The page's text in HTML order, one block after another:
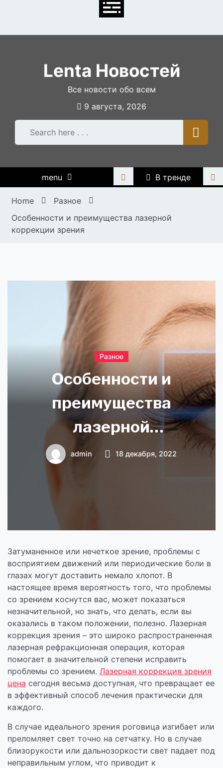
Lenta Новостей
Все новости обо всем
9 августа, 2026
menu В тренде
Home
Разное
Особенности и преимущества лазерной
коррекции зрения
Разное
Особенности и
преимущества
лазерной
коррекции зрения
admin 18 декабря, 2022
Затуманенное или нечеткое зрение, проблемы с
восприятием движений или периодические боли в
глазах могут доставить немало хлопот. В
настоящее время вероятность того, что проблемы
со зрением коснутся вас, может показаться
незначительной, но знать, что делать, если вы
оказались в таком положении, полезно. Лазерная
коррекция зрения – это широко распространенная
лазерная рефракционная операция, которая
помогает в значительной степени исправить
проблемы со зрением. Лазерная коррекция зрения
цена сегодня весьма доступная, что превращает ее
в эффективный способ лечения практически для
каждого.
В случае идеального зрения роговица изгибает или
преломляет свет точно на сетчатку. Но в случае
близорукости или дальнозоркости свет падает под
неправильным углом, что приводит к